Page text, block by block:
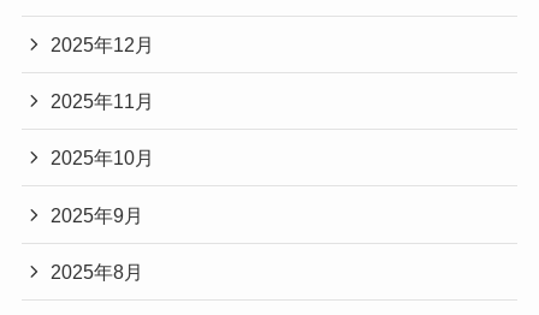
2025年12月
2025年11月
2025年10月
2025年9月
2025年8月